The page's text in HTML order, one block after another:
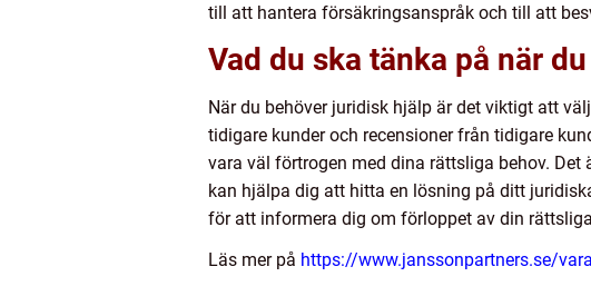
till att hantera försäkringsanspråk och till att
Vad du ska tänka på när
När du behöver juridisk hjälp är det viktigt att
tidigare kunder och recensioner från tidigare
vara väl förtrogen med dina rättsliga behov.
kan hjälpa dig att hitta en lösning på ditt
för att informera dig om förloppet av din
Läs mer på https://www.janssonpartners.se/